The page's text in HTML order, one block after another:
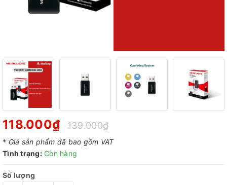
118.000₫ 139.000₫
* Giá sản phẩm đã bao gồm VAT
Tình trạng: Còn hàng
Số lượng